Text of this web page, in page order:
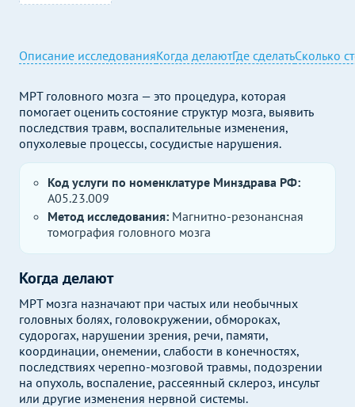
Описание исследованияКогда делаютГде сделатьСколько
МРТ головного мозга — это процедура, которая
помогает оценить состояние структур мозга, выявить
последствия травм, воспалительные изменения,
опухолевые процессы, сосудистые нарушения.
Код услуги по номенклатуре Минздрава РФ:
A05.23.009
Метод исследования: Магнитно-резонансная
томография головного мозга
Когда делают
МРТ мозга назначают при частых или необычных
головных болях, головокружении, обмороках,
судорогах, нарушении зрения, речи, памяти,
координации, онемении, слабости в конечностях,
последствиях черепно-мозговой травмы, подозрении
на опухоль, воспаление, рассеянный склероз, инсульт
или другие изменения нервной системы.